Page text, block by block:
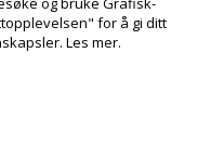
for å gi ditt
Les mer.
miljøbidrag
Authenticity